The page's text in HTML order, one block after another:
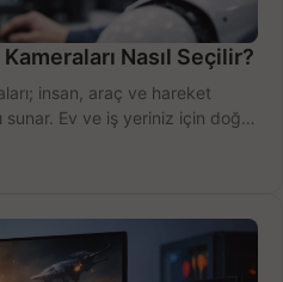
Nasıl Seçilir?
insan, araç ve hareket
sunar. Ev ve iş yeriniz için doğru